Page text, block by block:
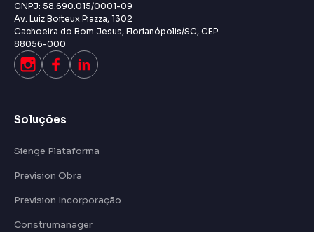
CNPJ: 58.690.015/0001-09
Av. Luiz Boiteux Piazza, 1302
Cachoeira do Bom Jesus, Florianópolis/SC, CEP
88056-000
Soluções
Sienge Plataforma
Prevision Obra
Prevision Incorporação
Construmanager